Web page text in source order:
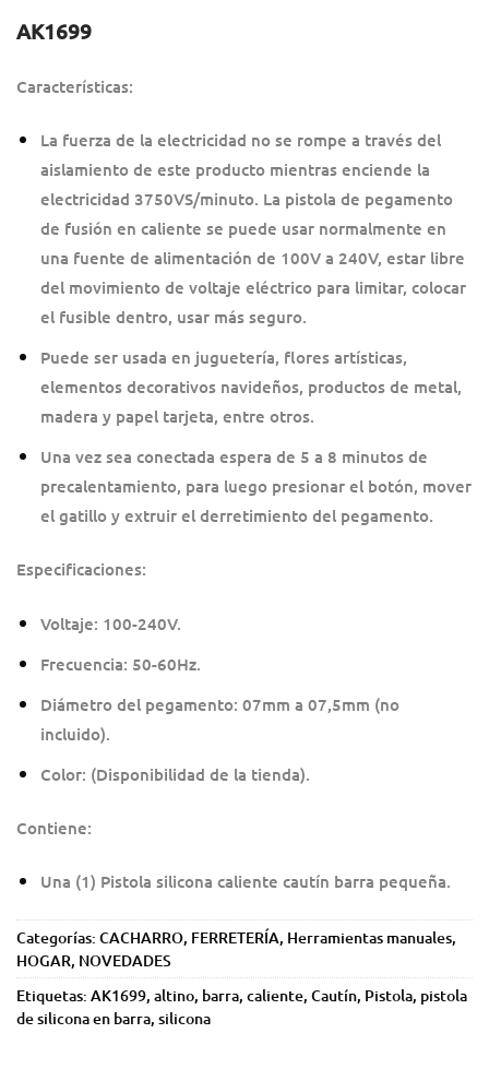
AK1699
Características:
La fuerza de la electricidad no se rompe a través del
aislamiento de este producto mientras enciende la
electricidad 3750VS/minuto. La pistola de pegamento
de fusión en caliente se puede usar normalmente en
una fuente de alimentación de 100V a 240V, estar libre
del movimiento de voltaje eléctrico para limitar, colocar
el fusible dentro, usar más seguro.
Puede ser usada en juguetería, flores artísticas,
elementos decorativos navideños, productos de metal,
madera y papel tarjeta, entre otros.
Una vez sea conectada espera de 5 a 8 minutos de
precalentamiento, para luego presionar el botón, mover
el gatillo y extruir el derretimiento del pegamento.
Especificaciones:
Voltaje: 100-240V.
Frecuencia: 50-60Hz.
Diámetro del pegamento: 07mm a 07,5mm (no
incluido).
Color: (Disponibilidad de la tienda).
Contiene:
Una (1) Pistola silicona caliente cautín barra pequeña.
Categorías: CACHARRO, FERRETERÍA, Herramientas manuales,
HOGAR, NOVEDADES
Etiquetas: AK1699, altino, barra, caliente, Cautín, Pistola, pistola
de silicona en barra, silicona